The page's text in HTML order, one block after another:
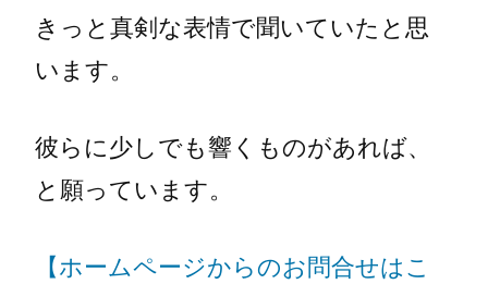
きっと真剣な表情で聞いていたと思
います。
彼らに少しでも響くものがあれば、
と願っています。
【ホームページからのお問合せはこ